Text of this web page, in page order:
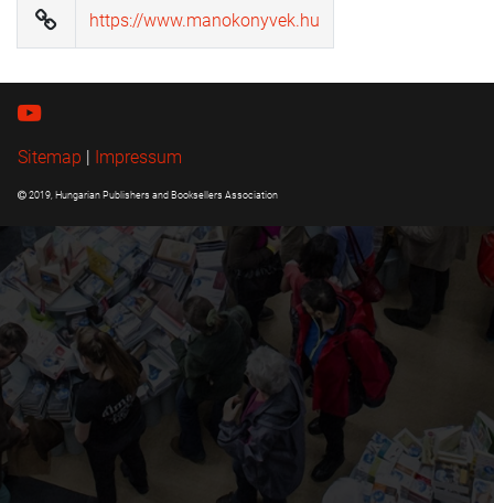
https://www.manokonyvek.hu
Sitemap | Impressum
2019, Hungarian Publishers and Booksellers Association